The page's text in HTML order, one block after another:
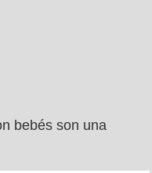
bebés son una